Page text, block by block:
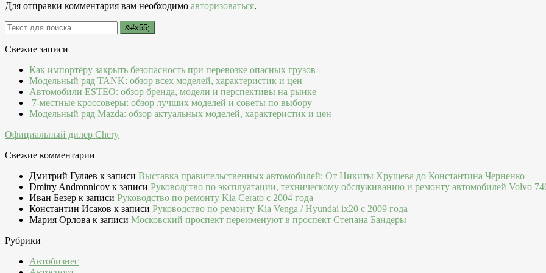
Для отправки комментария вам необходимо авторизоваться.
Свежие записи
Как импортёру закрыть безопасность при перевозке опасных грузов
Модельный ряд TANK: обзор всех моделей, характеристик и цен
Автомобили ESTEO: обзор бренда, модели и перспективы на рынке
7-местные кроссоверы: обзор лучших моделей и советы по выбору
Модельный ряд Mazda: обзор актуальных моделей, характеристик и цен
Официальный дилер Chery
Свежие комментарии
Дмитрий Гуляев к записи Выставка правительственных автомобилей: От Никиты Хрущева до Константина Черненко
Dmitry Andronnicov к записи Руководство по эксплуатации, техническому обслуживанию и ремонту автомобилей Volvo
Иван Безер к записи Руководство по ремонту Kia Cerato c 2004 года
Константин Исаков к записи Руководство по ремонту Kia Venga / Hyundai ix20 c 2009 года
Мария Орлова к записи Московский проспект переименуют в проспект Степана Бандеры
Рубрики
Автобизнес